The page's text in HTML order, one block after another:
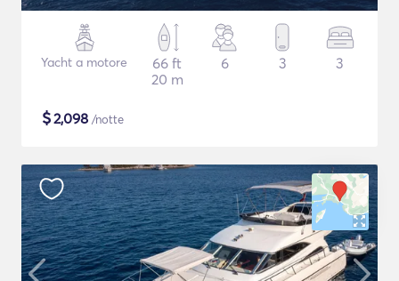
Yacht a motore
66 ft
20 m
6 3 3
$2,098 /notte